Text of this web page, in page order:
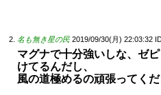
名も無き星の民 2019/09/30(月) 22:03:32
マグナで十分強いしな、ゼ
けてるんだし、
風の道極めるの頑張ってくだ